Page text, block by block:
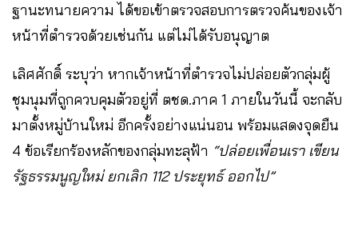
ฐานะทนายความ ได้ขอเข้าตรวจสอบการตรวจค้นของเจ้า
หน้าที่ตำรวจด้วยเช่นกัน แต่ไม่ได้รับอนุญาต
เลิศศักดิ์ ระบุว่า หากเจ้าหน้าที่ตำรวจไม่ปล่อยตัวกลุ่มผู้
ชุมนุมที่ถูกควบคุมตัวอยู่ที่ ตชด.ภาค 1 ภายในวันนี้ จะกลับ
มาตั้งหมู่บ้านใหม่ อีกครั้งอย่างแน่นอน พร้อมแสดงจุดยืน
4 ข้อเรียกร้องหลักของกลุ่มทะลุฟ้า “ปล่อยเพื่อนเรา เขียน
รัฐธรรมนูญใหม่ ยกเลิก 112 ประยุทธ์ ออกไป”